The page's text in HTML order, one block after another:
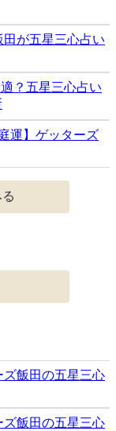
田が五星三心占い
？五星三心占い
運】ゲッターズ
ズ飯田の五星三心
ズ飯田の五星三心